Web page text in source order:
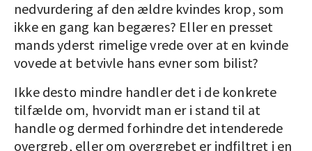
nedvurdering af den ældre kvindes krop, som
ikke en gang kan begæres? Eller en presset
mands yderst rimelige vrede over at en kvinde
vovede at betvivle hans evner som bilist?
Ikke desto mindre handler det i de konkrete
tilfælde om, hvorvidt man er i stand til at
handle og dermed forhindre det intenderede
overgreb, eller om overgrebet er indfiltret i en